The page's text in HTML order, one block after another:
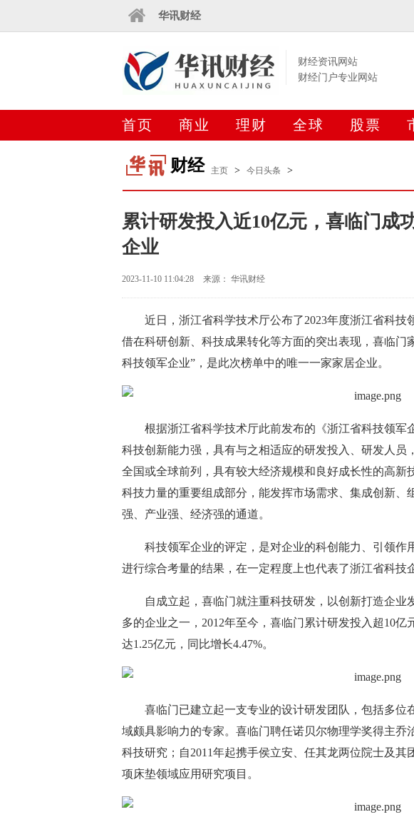
华讯财经
财经资讯网站
财经门户专业网站
首页 商业 理财 全球 股票
财经 主页 > 今日头条 >
累计研发投入近10亿元，喜临门成
企业
2023-11-10 11:04:28 来源： 华讯财经
近日，浙江省科学技术厅公布了2023年度浙江省科
借在科研创新、科技成果转化等方面的突出表现，喜临门
科技领军企业”，是此次榜单中的唯一一家家居企业。
根据浙江省科学技术厅此前发布的《浙江省科技领军
科技创新能力强，具有与之相适应的研发投入、研发人员
全国或全球前列，具有较大经济规模和良好成长性的高新
科技力量的重要组成部分，能发挥市场需求、集成创新、
强、产业强、经济强的通道。
科技领军企业的评定，是对企业的科创能力、引领作
进行综合考量的结果，在一定程度上也代表了浙江省科技
自成立起，喜临门就注重科技研发，以创新打造企业
多的企业之一，2012年至今，喜临门累计研发投入超10亿
达1.25亿元，同比增长4.47%。
喜临门已建立起一支专业的设计研发团队，包括多位
域颇具影响力的专家。喜临门聘任诺贝尔物理学奖得主乔
科技研究；自2011年起携手侯立安、任其龙两位院士及其
项床垫领域应用研究项目。